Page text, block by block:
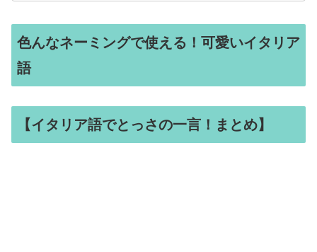
色んなネーミングで使える！可愛いイタリア
語
【イタリア語でとっさの一言！まとめ】